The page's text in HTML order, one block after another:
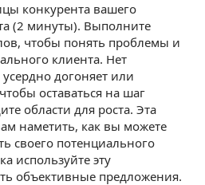
конкурента вашего
(2 минуты). Выполните
чтобы понять проблемы и
клиента. Нет
догоняет или
оставаться на шаг
области для роста. Эта
наметить, как вы можете
своего потенциального
используйте эту
объективные предложения.